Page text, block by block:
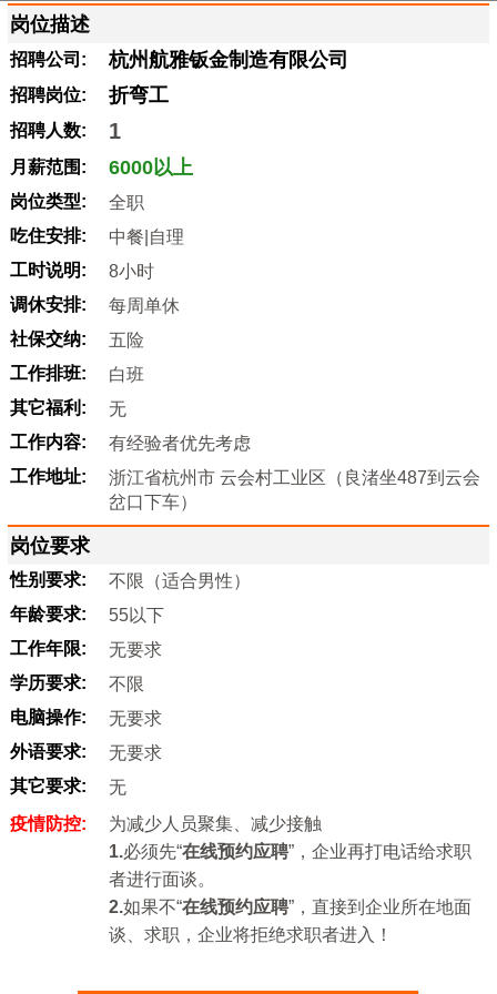
岗位描述
招聘公司: 杭州航雅钣金制造有限公司
招聘岗位: 折弯工
招聘人数: 1
月薪范围: 6000以上
岗位类型:
全职
吃住安排:
中餐|自理
工时说明:
8小时
调休安排:
每周单休
社保交纳:
五险
工作排班:
白班
其它福利:
无
工作内容:
有经验者优先考虑
工作地址:
浙江省杭州市 云会村工业区（良渚坐487到云会
岔口下车）
岗位要求
性别要求:
不限（适合男性）
年龄要求:
55以下
工作年限:
无要求
学历要求:
不限
电脑操作:
无要求
外语要求:
无要求
其它要求:
无
疫情防控:
为减少人员聚集、减少接触
1.必须先“在线预约应聘”，企业再打电话给求职
者进行面谈。
2.如果不“在线预约应聘”，直接到企业所在地面
谈、求职，企业将拒绝求职者进入！